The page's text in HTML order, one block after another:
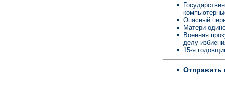
Опасный
Матери-
Военная
делу
15-я
Отправить